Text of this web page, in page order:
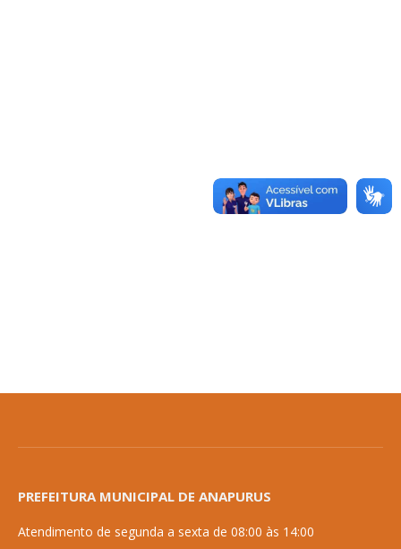
PREFEITURA MUNICIPAL DE ANAPURUS
Atendimento de segunda a sexta de 08:00 às 14:00